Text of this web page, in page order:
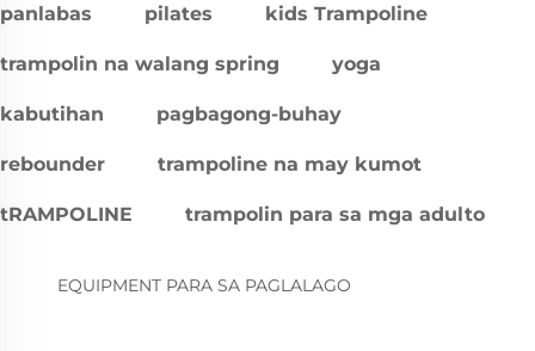
panlabas pilates kids Trampoline
trampolin na walang spring yoga
kabutihan pagbagong-buhay
rebounder trampoline na may kumot
tRAMPOLINE trampolin para sa mga adulto
EQUIPMENT PARA SA PAGLALAGO